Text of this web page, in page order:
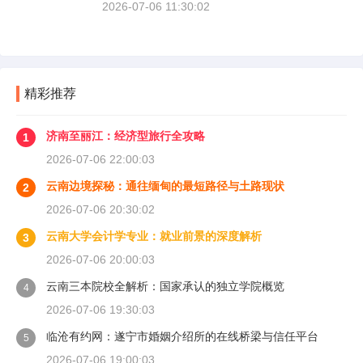
2026-07-06 11:30:02
精彩推荐
1
济南至丽江：经济型旅行全攻略
2026-07-06 22:00:03
2
云南边境探秘：通往缅甸的最短路径与土路现状
2026-07-06 20:30:02
3
云南大学会计学专业：就业前景的深度解析
2026-07-06 20:00:03
4
云南三本院校全解析：国家承认的独立学院概览
2026-07-06 19:30:03
5
临沧有约网：遂宁市婚姻介绍所的在线桥梁与信任平台
2026-07-06 19:00:03